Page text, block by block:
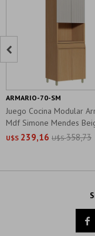
Juego Cocina Modular
Mdf Simone Mendes
Cm
U$S 239,16 U$S 358,73
ARMARIO-70-SM

